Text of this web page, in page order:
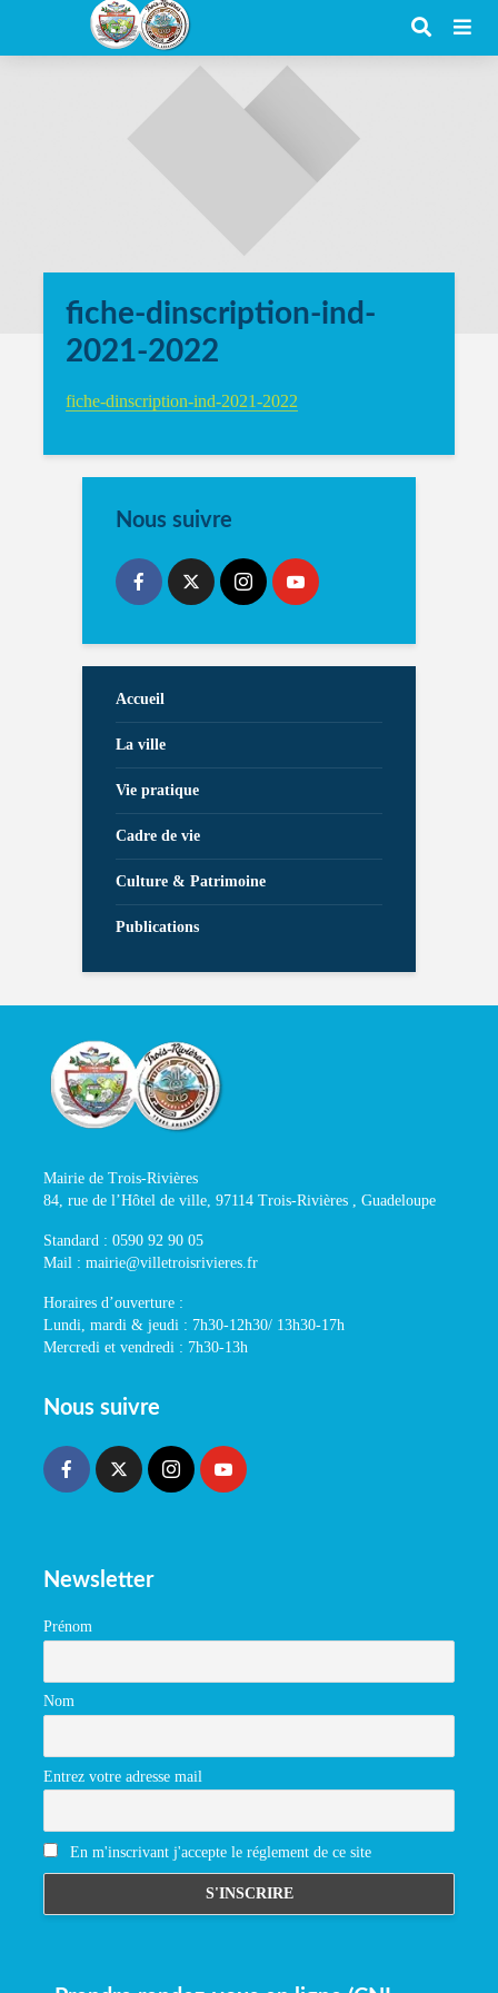
fiche-dinscription-ind-
2021-2022
fiche-dinscription-ind-2021-2022
Nous suivre
Accueil
La ville
Vie pratique
Cadre de vie
Culture & Patrimoine
Publications
Mairie de Trois-Rivières
84, rue de l’Hôtel de ville, 97114 Trois-Rivières , Guadeloupe
Standard : 0590 92 90 05
Mail : mairie@villetroisrivieres.fr
Horaires d’ouverture :
Lundi, mardi & jeudi : 7h30-12h30/ 13h30-17h
Mercredi et vendredi : 7h30-13h
Nous suivre
Newsletter
Prénom
Nom
Entrez votre adresse mail
En m'inscrivant j'accepte le réglement de ce site